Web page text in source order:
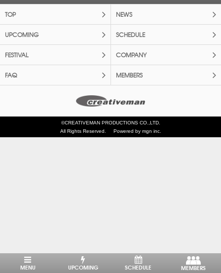
TOP NEWS
UPCOMING SCHEDULE
FESTIVAL COMPANY
FAQ MEMBERS
©CREATIVEMAN PRODUCTIONS CO.,LTD.
All Rights Reserved.
Powered by mgn inc.
MENU UPCOMING SCHEDULE MEMBERS